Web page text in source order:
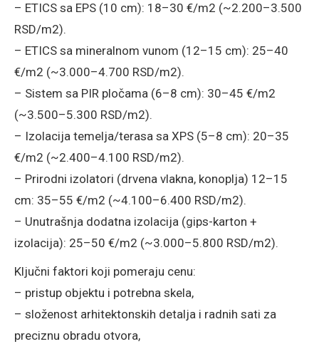
– ETICS sa EPS (10 cm): 18–30 €/m2 (~2.200–3.500
RSD/m2).
– ETICS sa mineralnom vunom (12–15 cm): 25–40
€/m2 (~3.000–4.700 RSD/m2).
– Sistem sa PIR pločama (6–8 cm): 30–45 €/m2
(~3.500–5.300 RSD/m2).
– Izolacija temelja/terasa sa XPS (5–8 cm): 20–35
€/m2 (~2.400–4.100 RSD/m2).
– Prirodni izolatori (drvena vlakna, konoplja) 12–15
cm: 35–55 €/m2 (~4.100–6.400 RSD/m2).
– Unutrašnja dodatna izolacija (gips-karton +
izolacija): 25–50 €/m2 (~3.000–5.800 RSD/m2).
Ključni faktori koji pomeraju cenu:
– pristup objektu i potrebna skela,
– složenost arhitektonskih detalja i radnih sati za
preciznu obradu otvora,